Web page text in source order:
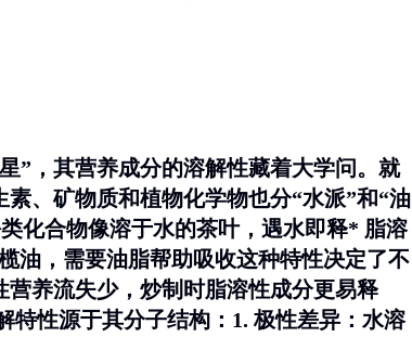
”，其营养成分的溶解性藏着大学问。就
、矿物质和植物化学物也分“水派”和“油
化合物像溶于水的茶叶，遇水即释* 脂溶
油，需要油脂帮助吸收这种特性决定了不
养流失少，炒制时脂溶性成分更易释
特性源于其分子结构：1.极性差异 ：水溶